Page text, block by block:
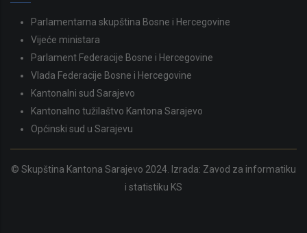
Parlamentarna skupština Bosne i Hercegovine
Vijeće ministara
Parlament Federacije Bosne i Hercegovine
Vlada Federacije Bosne i Hercegovine
Kantonalni sud Sarajevo
Kantonalno tužilaštvo Kantona Sarajevo
Općinski sud u Sarajevu
© Skupština Kantona Sarajevo 2024. Izrada: Zavod za informatiku
i statistiku KS